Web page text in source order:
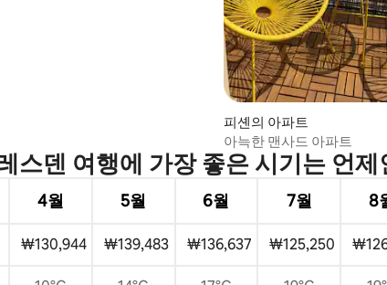
피셴의 아파트
아늑한 맨사드 아파트
스덴 여행에 가장 좋은 시기는 언제
4월 5월 6월 7월 8
₩130,944 ₩139,483 ₩136,637 ₩125,250